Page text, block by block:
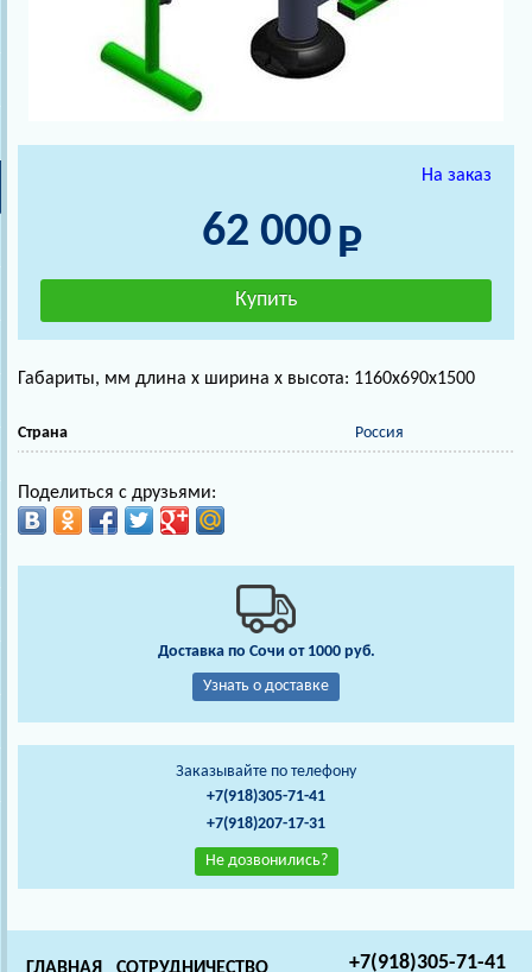
На заказ
62 000
Габариты, мм длина х ширина х высота: 1160х690х1500
Страна Россия
Поделиться с друзьями:
Доставка по Сочи от 1000 руб.
Узнать о доставке
Заказывайте по телефону
+7(918)305-71-41
+7(918)207-17-31
Не дозвонились?
+7(918)305-71-41